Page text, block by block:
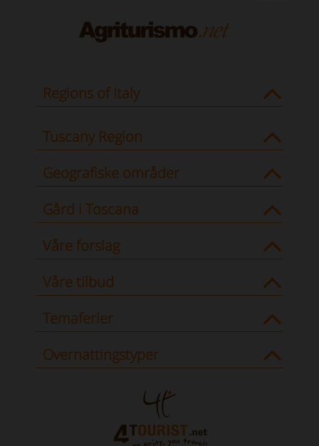
Regions of Italy
Tuscany Region
Geografiske områder
Gård i Toscana
Våre forslag
Våre tilbud
Temaferier
Overnattingstyper